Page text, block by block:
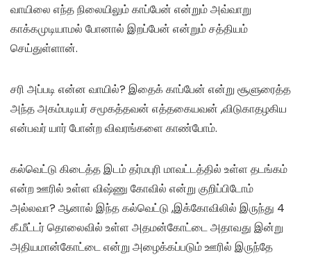
வாயிலை எந்த நிலையிலும் காப்பேன் என்றும் அவ்வாறு
காக்கமுடியாமல் போனால் இறப்பேன் என்றும் சத்தியம்
செய்துள்ளான்.
சரி அப்படி என்ன வாயில்? இதைக் காப்பேன் என்று சூளுரைத்த
அந்த அகம்படியர் சமூகத்தவன் எத்தகையவன் ,விடுகாதழகிய
என்பவர் யார் போன்ற விவரங்களை காண்போம்.
கல்வெட்டு கிடைத்த இடம் தர்மபுரி மாவட்டத்தில் உள்ள தடங்கம்
என்ற ஊரில் உள்ள விஷ்ணு கோவில் என்று குறிப்பிடோம்
அல்லவா? ஆனால் இந்த கல்வெட்டு ,இக்கோவிலில் இருந்து 4
கீ.மீட்டர் தொலைவில் உள்ள அதமன்கோட்டை அதாவது இன்று
அதியமான்கோட்டை என்று அழைக்கப்படும் ஊரில் இருந்தே